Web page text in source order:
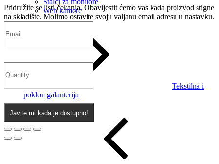
Web kamere
Tekstilna i
poklon galanterija
Pridružite se listi čekanja. Obavijestit ćemo vas kada proizvod stigne
na skladište. Molimo ostavite svoju valjanu email adresu u nastavku.
Javite mi kada je dostupno!